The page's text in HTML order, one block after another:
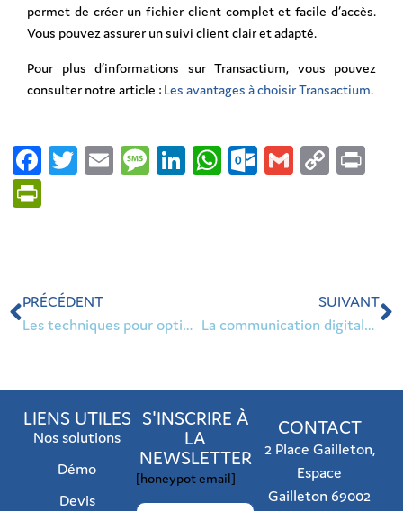
permet de créer un fichier client complet et facile d’accès.
Vous pouvez assurer un suivi client clair et adapté.
Pour plus d’informations sur Transactium, vous pouvez
consulter notre article : Les avantages à choisir Transactium.
Facebook
Twitter
EmailMessage
LinkedIn
WhatsApp
Gmail
Copy
PRÉCÉDENT
Les techniques pour optimiser une annonce immobilière
SUIVANT
La communication digitale en immobilier
LIENS UTILES
Nos solutions
Démo
Devis
S'INSCRIRE À
LA
NEWSLETTER
[honeypot email]
CONTACT
2 Place Gailleton,
Espace
Gailleton 69002